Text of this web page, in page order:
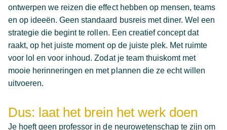
ontwerpen we reizen die effect hebben op mensen, teams
en op ideeën. Geen standaard busreis met diner. Wel een
strategie die begint te rollen. Een creatief concept dat
raakt, op het juiste moment op de juiste plek. Met ruimte
voor lol en voor inhoud. Zodat je team thuiskomt met
mooie herinneringen en met plannen die ze echt willen
uitvoeren.
Dus: laat het brein het werk doen
Je hoeft geen professor in de neurowetenschap te zijn om